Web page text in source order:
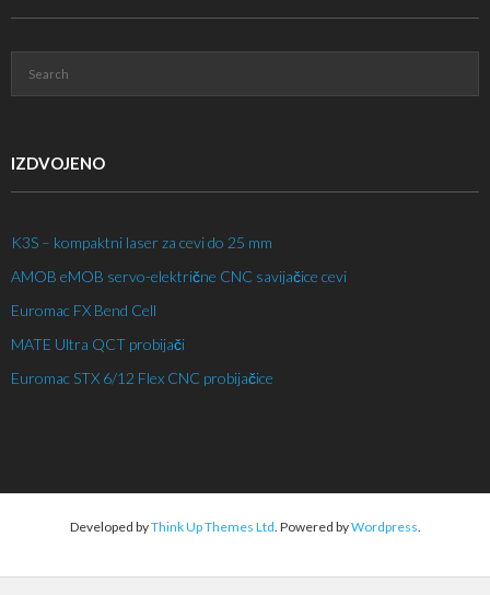
IZDVOJENO
K3S – kompaktni laser za cevi do 25 mm
AMOB eMOB servo-električne CNC savijačice cevi
Euromac FX Bend Cell
MATE Ultra QCT probijači
Euromac STX 6/12 Flex CNC probijačice
Developed byThink Up Themes Ltd. Powered byWordpress.